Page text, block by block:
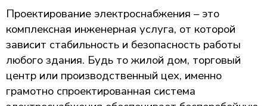
Проектирование электроснабжения – это
комплексная инженерная услуга, от которой
зависит стабильность и безопасность работы
любого здания. Будь то жилой дом, торговый
центр или производственный цех, именно
грамотно спроектированная система